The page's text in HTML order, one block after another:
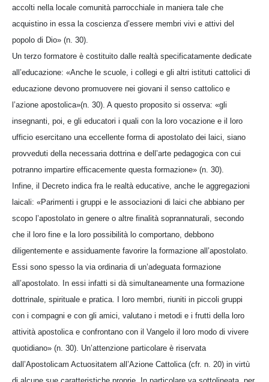
accolti nella locale comunità parrocchiale in maniera tale che
acquistino in essa la coscienza d’essere membri vivi e attivi del
popolo di Dio» (n. 30).
Un terzo formatore è costituito dalle realtà specificatamente dedicate
all’educazione: «Anche le scuole, i collegi e gli altri istituti cattolici di
educazione devono promuovere nei giovani il senso cattolico e
l’azione apostolica»(n. 30). A questo proposito si osserva: «gli
insegnanti, poi, e gli educatori i quali con la loro vocazione e il loro
ufficio esercitano una eccellente forma di apostolato dei laici, siano
provveduti della necessaria dottrina e dell’arte pedagogica con cui
potranno impartire efficacemente questa formazione» (n. 30).
Infine, il Decreto indica fra le realtà educative, anche le aggregazioni
laicali: «Parimenti i gruppi e le associazioni di laici che abbiano per
scopo l’apostolato in genere o altre finalità soprannaturali, secondo
che il loro fine e la loro possibilità lo comportano, debbono
diligentemente e assiduamente favorire la formazione all’apostolato.
Essi sono spesso la via ordinaria di un’adeguata formazione
all’apostolato. In essi infatti si dà simultaneamente una formazione
dottrinale, spirituale e pratica. I loro membri, riuniti in piccoli gruppi
con i compagni e con gli amici, valutano i metodi e i frutti della loro
attività apostolica e confrontano con il Vangelo il loro modo di vivere
quotidiano» (n. 30). Un’attenzione particolare è riservata
dall’Apostolicam Actuositatem all’Azione Cattolica (cfr. n. 20) in virtù